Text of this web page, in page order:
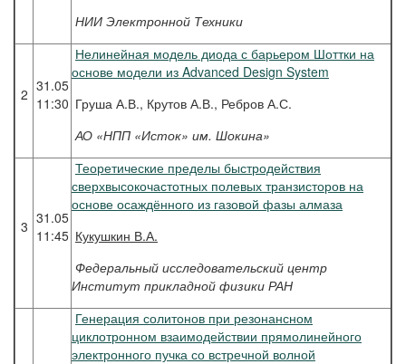
НИИ Электронной Техники
2 31.05
11:30
Нелинейная модель диода с барьером Шоттки на
основе модели из Advanced Design System
Груша А.В., Крутов А.В., Ребров А.С.
АО «НПП «Исток» им. Шокина»
3 31.05
11:45
Теоретические пределы быстродействия
сверхвысокочастотных полевых транзисторов на
основе осаждённого из газовой фазы алмаза
Кукушкин В.А.
Федеральный исследовательский центр
Институт прикладной физики РАН
Генерация солитонов при резонансном
циклотронном взаимодействии прямолинейного
электронного пучка со встречной волной